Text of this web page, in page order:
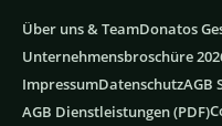
Über uns & TeamDonatos
Unternehmensbroschüre
ImpressumDatenschutzAGB
AGB Dienstleistungen (PDF)